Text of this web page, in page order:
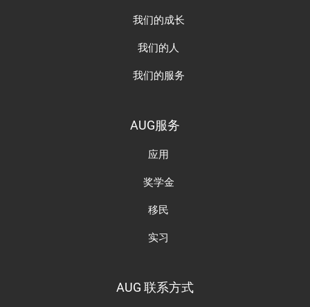
我们的成长
我们的人
我们的服务
AUG服务
应用
奖学金
移民
实习
AUG 联系方式